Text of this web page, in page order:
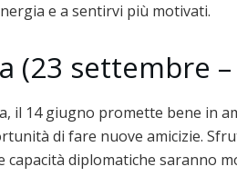
e a sentirvi più motivati.
(23 settembre
il 14 giugno promette bene in
di fare nuove amicizie.
capacità diplomatiche saranno